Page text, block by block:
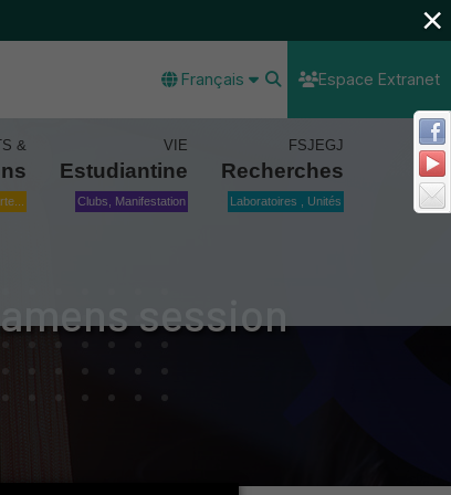
Français Espace Extranet
& VIE
Estudiantine
Clubs, Manifestation
FSJEGJ
Recherches
Laboratoires , Unités
session
×